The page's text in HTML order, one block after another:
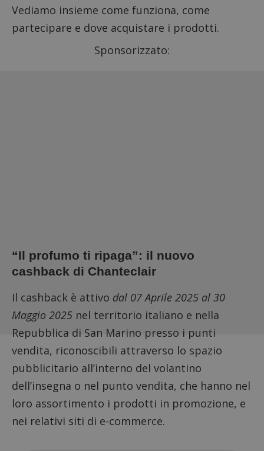
Vediamo insieme come funziona, come
partecipare e dove acquistare i prodotti.
Sponsorizzato:
“Il profumo ti ripaga”: il nuovo
cashback di Chanteclair
Il cashback è attivo dal 07 Aprile 2025 al 30
Maggio 2025 nel territorio italiano e nella
Repubblica di San Marino presso i punti
vendita, riconoscibili attraverso lo spazio
pubblicitario all’interno del volantino
dell’insegna o nel punto vendita, che hanno nel
loro assortimento i prodotti in promozione, e
nei relativi siti di e-commerce.